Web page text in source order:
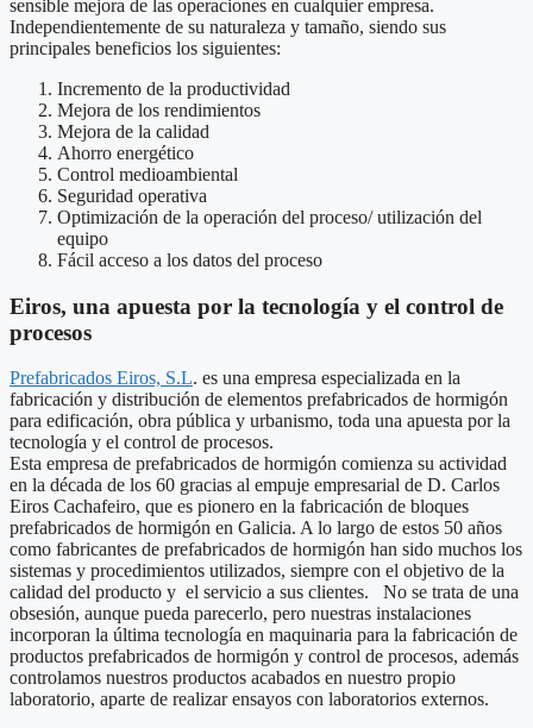
sensible mejora de las operaciones en cualquier empresa.
Independientemente de su naturaleza y tamaño, siendo sus
principales beneficios los siguientes:
Incremento de la productividad
Mejora de los rendimientos
Mejora de la calidad
Ahorro energético
Control medioambiental
Seguridad operativa
Optimización de la operación del proceso/ utilización del
equipo
Fácil acceso a los datos del proceso
Eiros, una apuesta por la tecnología y el control de
procesos
Prefabricados Eiros, S.L. es una empresa especializada en la
fabricación y distribución de elementos prefabricados de hormigón
para edificación, obra pública y urbanismo, toda una apuesta por la
tecnología y el control de procesos.
Esta empresa de prefabricados de hormigón comienza su actividad
en la década de los 60 gracias al empuje empresarial de D. Carlos
Eiros Cachafeiro, que es pionero en la fabricación de bloques
prefabricados de hormigón en Galicia. A lo largo de estos 50 años
como fabricantes de prefabricados de hormigón han sido muchos los
sistemas y procedimientos utilizados, siempre con el objetivo de la
calidad del producto y el servicio a sus clientes. No se trata de una
obsesión, aunque pueda parecerlo, pero nuestras instalaciones
incorporan la última tecnología en maquinaria para la fabricación de
productos prefabricados de hormigón y control de procesos, además
controlamos nuestros productos acabados en nuestro propio
laboratorio, aparte de realizar ensayos con laboratorios externos.